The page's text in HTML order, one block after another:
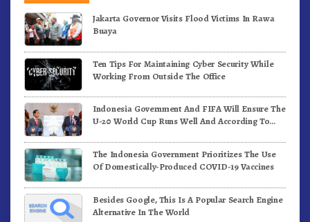
Jakarta Governor Visits Flood Victims In Rawa
Buaya
Ten Tips For Maintaining Cyber Security While
Working From Outside The Office
Indonesia Government And FIFA Will Ensure The
U-20 World Cup Runs Well And According To
The Indonesia Government Prioritizes The Use
Of Domestically-Produced COVID-19 Vaccines
Besides Google, This Is A Popular Search Engine
Alternative In The World